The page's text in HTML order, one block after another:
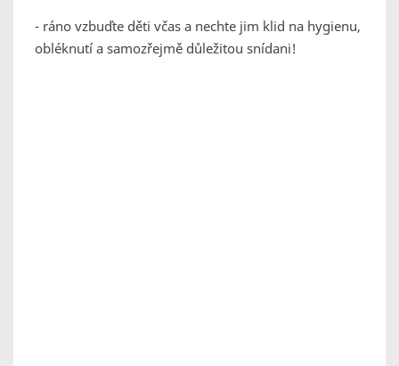
- ráno vzbuďte děti včas a nechte jim klid na hygienu,
obléknutí a samozřejmě důležitou snídani!